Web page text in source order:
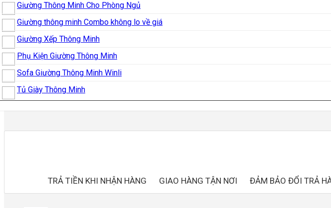
Giường Thông Minh Cho Phòng Ngủ
Giường thông minh Combo không lo về giá
Giường Xếp Thông Minh
Phụ Kiện Giường Thông Minh
Sofa Giường Thông Minh Winli
Tủ Giày Thông Minh
TRẢ TIỀN KHI NHẬN HÀNG GIAO HÀNG TẬN NƠI ĐẢM BẢO ĐỔI TRẢ